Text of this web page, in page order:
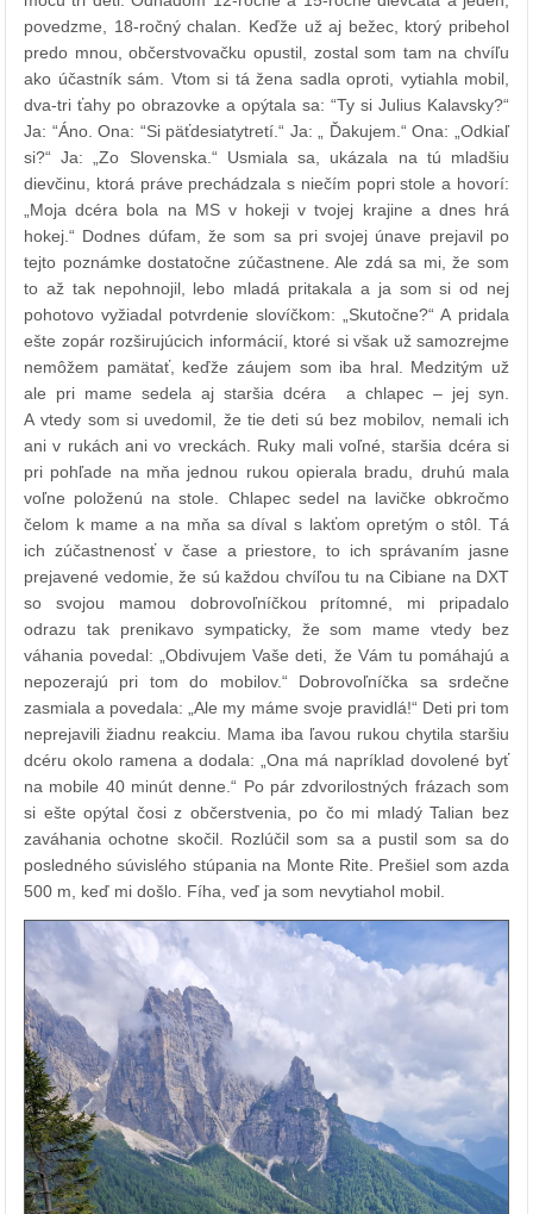
povedzme, 18-ročný chalan. Keďže už aj bežec, ktorý pribehol
predo mnou, občerstvovačku opustil, zostal som tam na chvíľu
ako účastník sám. Vtom si tá žena sadla oproti, vytiahla mobil,
dva-tri ťahy po obrazovke a opýtala sa: “Ty si Julius Kalavsky?“
Ja: “Áno. Ona: “Si päťdesiatytretí.“ Ja: „ Ďakujem.“ Ona: „Odkiaľ
si?“ Ja: „Zo Slovenska.“ Usmiala sa, ukázala na tú mladšiu
dievčinu, ktorá práve prechádzala s niečím popri stole a hovorí:
„Moja dcéra bola na MS v hokeji v tvojej krajine a dnes hrá
hokej.“ Dodnes dúfam, že som sa pri svojej únave prejavil po
tejto poznámke dostatočne zúčastnene. Ale zdá sa mi, že som
to až tak nepohnojil, lebo mladá pritakala a ja som si od nej
pohotovo vyžiadal potvrdenie slovíčkom: „Skutočne?“ A pridala
ešte zopár rozširujúcich informácií, ktoré si však už samozrejme
nemôžem pamätať, keďže záujem som iba hral. Medzitým už
ale pri mame sedela aj staršia dcéra a chlapec – jej syn.
A vtedy som si uvedomil, že tie deti sú bez mobilov, nemali ich
ani v rukách ani vo vreckách. Ruky mali voľné, staršia dcéra si
pri pohľade na mňa jednou rukou opierala bradu, druhú mala
voľne položenú na stole. Chlapec sedel na lavičke obkročmo
čelom k mame a na mňa sa díval s lakťom opretým o stôl. Tá
ich zúčastnenosť v čase a priestore, to ich správaním jasne
prejavené vedomie, že sú každou chvíľou tu na Cibiane na DXT
so svojou mamou dobrovoľníčkou prítomné, mi pripadalo
odrazu tak prenikavo sympaticky, že som mame vtedy bez
váhania povedal: „Obdivujem Vaše deti, že Vám tu pomáhajú a
nepozerajú pri tom do mobilov.“ Dobrovoľníčka sa srdečne
zasmiala a povedala: „Ale my máme svoje pravidlá!“ Deti pri tom
neprejavili žiadnu reakciu. Mama iba ľavou rukou chytila staršiu
dcéru okolo ramena a dodala: „Ona má napríklad dovolené byť
na mobile 40 minút denne.“ Po pár zdvorilostných frázach som
si ešte opýtal čosi z občerstvenia, po čo mi mladý Talian bez
zaváhania ochotne skočil. Rozlúčil som sa a pustil som sa do
posledného súvislého stúpania na Monte Rite. Prešiel som azda
500 m, keď mi došlo. Fíha, veď ja som nevytiahol mobil.